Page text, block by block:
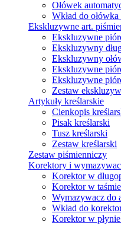
Ołówek
Wkład do
Ekskluzywne art.
Ekskluzywne
Ekskluzywny
Ekskluzywny
Ekskluzywne
Ekskluzywne
Zestaw
Artykuły kreślarskie
Cienkopis
Pisak kreślarski
Tusz kreślarski
Zestaw kreślarski
Zestaw piśmienniczy
Korektory i
Korektor w
Korektor w
Wymazywacz do
Wkład do
Korektor w